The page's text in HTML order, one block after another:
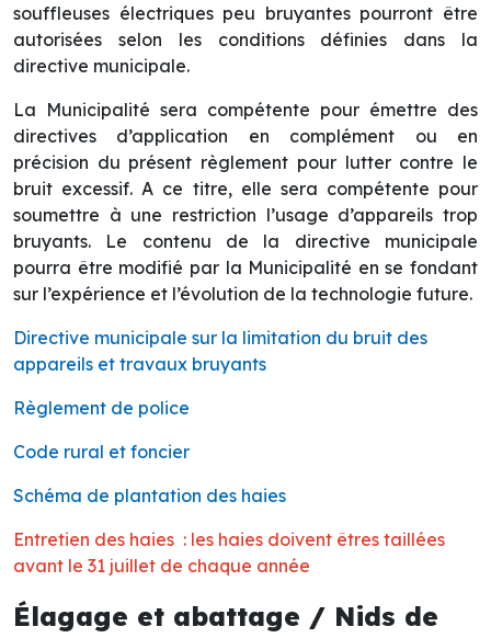
souffleuses électriques peu bruyantes pourront être
autorisées selon les conditions définies dans la
directive municipale.
La Municipalité sera compétente pour émettre des
directives d’application en complément ou en
précision du présent règlement pour lutter contre le
bruit excessif. A ce titre, elle sera compétente pour
soumettre à une restriction l’usage d’appareils trop
bruyants. Le contenu de la directive municipale
pourra être modifié par la Municipalité en se fondant
sur l’expérience et l’évolution de la technologie future.
Directive municipale sur la limitation du bruit des
appareils et travaux bruyants
Règlement de police
Code rural et foncier
Schéma de plantation des haies
Entretien des haies : les haies doivent êtres taillées
avant le 31 juillet de chaque année
Élagage et abattage / Nids de